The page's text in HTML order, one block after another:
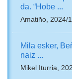
da. “Hobe ...
Amatiño, 2024/
Mila esker,
naiz ...
Mikel Iturria,